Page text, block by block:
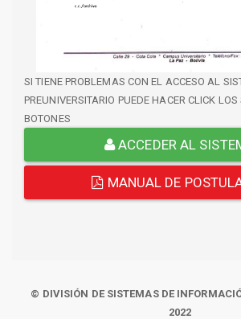
SI TIENE PROBLEMAS CON EL ACCESO AL
PREUNIVERSITARIO PUEDE HACER CLICK LOS
BOTONES
ACCEDER AL
MANUAL DE
© DIVISIÓN DE SISTEMAS DE
2022